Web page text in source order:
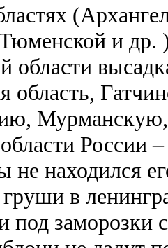
и др.
области
область,
России –
не находился
в
под